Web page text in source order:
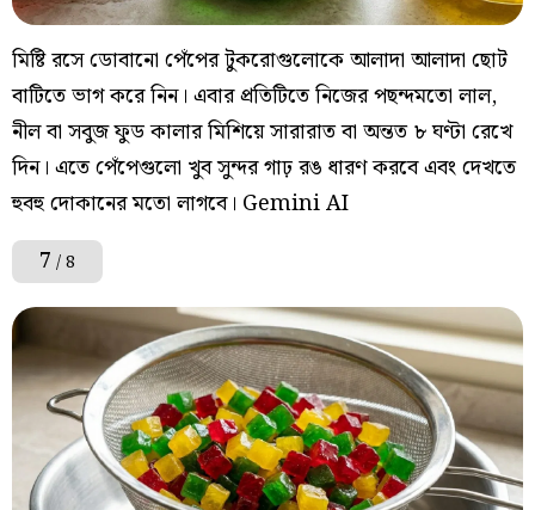
মিষ্টি রসে ডোবানো পেঁপের টুকরোগুলোকে আলাদা আলাদা ছোট
বাটিতে ভাগ করে নিন। এবার প্রতিটিতে নিজের পছন্দমতো লাল,
নীল বা সবুজ ফুড কালার মিশিয়ে সারারাত বা অন্তত ৮ ঘণ্টা রেখে
দিন। এতে পেঁপেগুলো খুব সুন্দর গাঢ় রঙ ধারণ করবে এবং দেখতে
হুবহু দোকানের মতো লাগবে। Gemini AI
7 / 8